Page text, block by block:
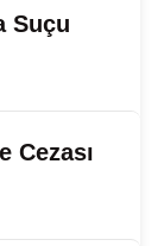
Suçu
Cezası